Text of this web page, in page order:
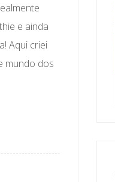
e ainda
Aqui criei
mundo dos